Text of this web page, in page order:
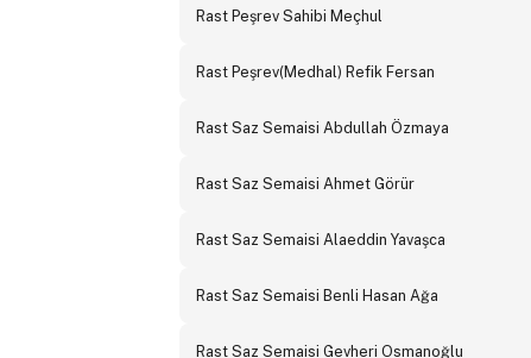
Rast Peşrev Sahibi Meçhul
Rast Peşrev(Medhal) Refik Fersan
Rast Saz Semaisi Abdullah Özmaya
Rast Saz Semaisi Ahmet Görür
Rast Saz Semaisi Alaeddin Yavaşca
Rast Saz Semaisi Benli Hasan Ağa
Rast Saz Semaisi Gevheri Osmanoğlu